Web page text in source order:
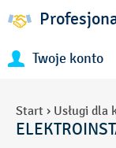
Twoje konto
Start › Usługi dla